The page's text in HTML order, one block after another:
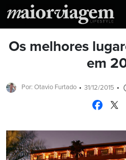
Os melhores
em
Por: Otavio Furtado 31/12/2015